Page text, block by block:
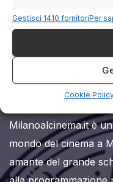
Gestisci 1410 fornitoriPer
Cookie
Milanoalcinema.it è
mondo del cinema a
amante del grande